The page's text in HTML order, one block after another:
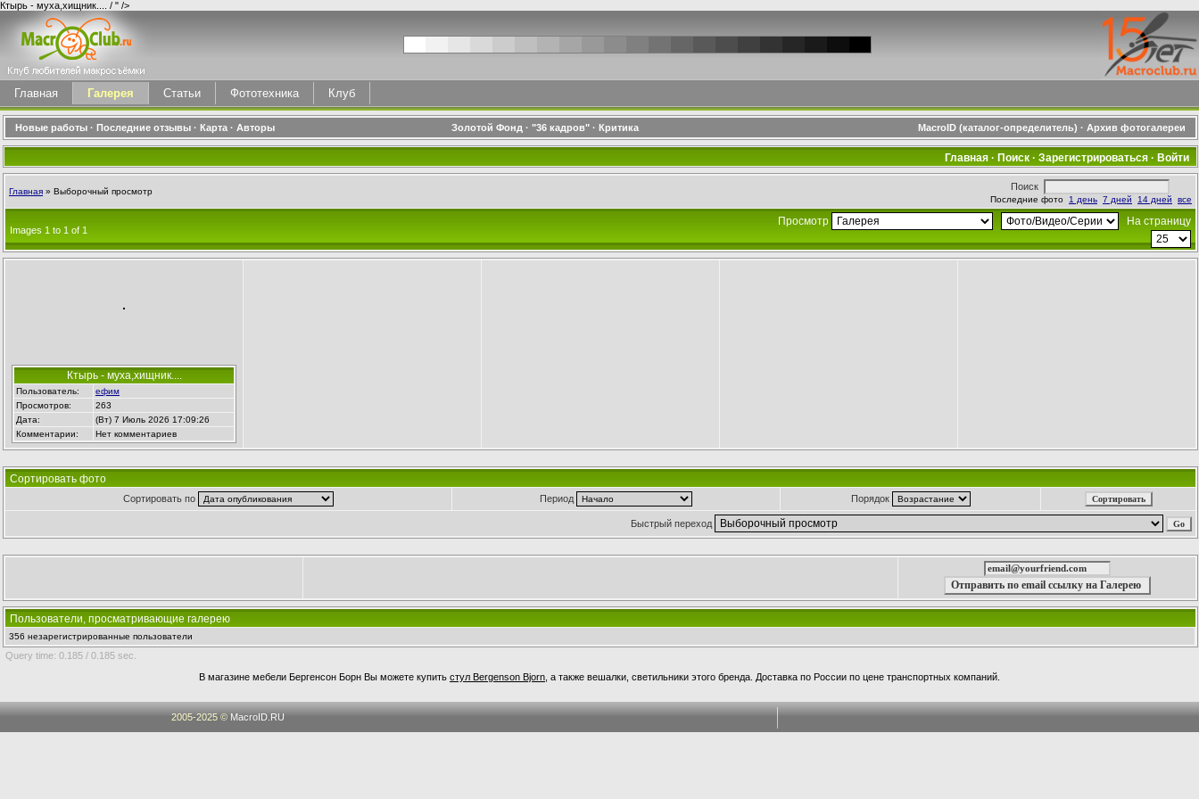
Ктырь - муха,хищник.... / " />
Главная Галерея Статьи Фототехника Клуб
Новые работы · Последние отзывы · Карта · Авторы Золотой Фонд · "36 кадров"· Критика MacroID (каталог-определитель) · Архив фотогалереи
Главная · Поиск · Зарегистрироваться · Войти
Главная » Выборочный просмотр Поиск
Последние фото 1 день 7 дней 14 дней все
Images 1 to 1 of 1
Просмотр На страницу
Ктырь - муха,хищник....
Пользователь:
ефим
Просмотров:
263
Дата:
(Вт) 7 Июль 2026 17:09:26
Комментарии:
Нет комментариев
Сортировать фото
Сортировать по Период Порядок
Быстрый переход
Пользователи, просматривающие галерею
356 незарегистрированные пользователи
Query time: 0.185 / 0.185 sec.
В магазине мебели Бергенсон Борн Вы можете купить стул Bergenson Bjorn , а также вешалки, светильники этого бренда. Доставка по России по цене транспортных компаний.
2005-2025 © MacroID.RU